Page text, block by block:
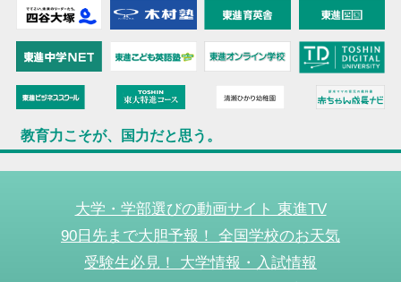
教育力こそが、国力だと思う。
大学・学部選びの動画サイト 東進TV
90日先まで大胆予報！ 全国学校のお天気
受験生必見！ 大学情報・入試情報